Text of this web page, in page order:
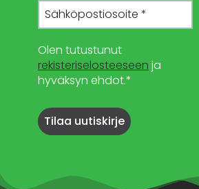
Olen tutustunut
rekisteriselosteeseen ja
hyväksyn ehdot.*